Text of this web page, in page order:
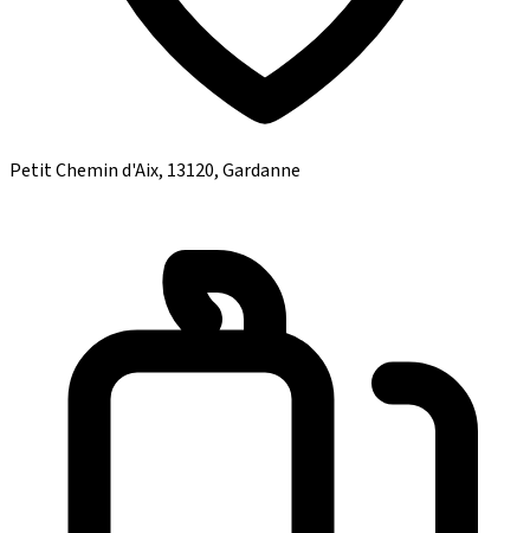
Petit Chemin d'Aix, 13120, Gardanne